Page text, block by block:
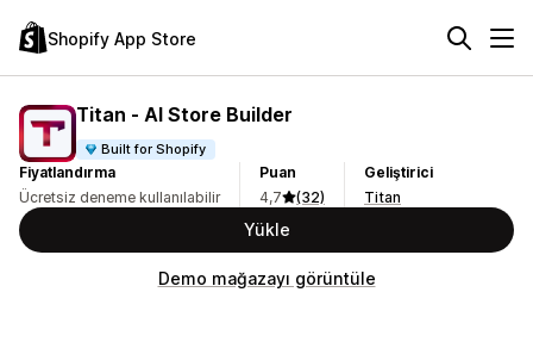
Shopify App Store
Titan ‑ AI Store Builder
Built for Shopify
Fiyatlandırma
Ücretsiz deneme kullanılabilir
Puan
4,7
(32)
Geliştirici
Titan
Yükle
Demo mağazayı görüntüle